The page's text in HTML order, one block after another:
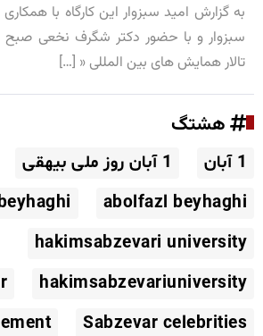
به گزارش امید سبزوار این کارگاه با
تالار همایش های بین المللی « […]
هشتگ
1 آبان
1 آبان روز ملی بیهقی
abolfazl beyhaghi
hakimsabzevari university
hakimsabzevariuniversity
Sabzevar celebrities